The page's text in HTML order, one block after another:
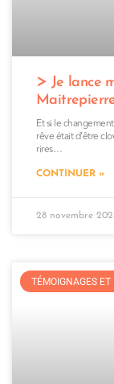
Je lance
Et si le
rêve était d’être
rires…
CONTINUER »
28 novembre
TÉMOIGNAGES ET